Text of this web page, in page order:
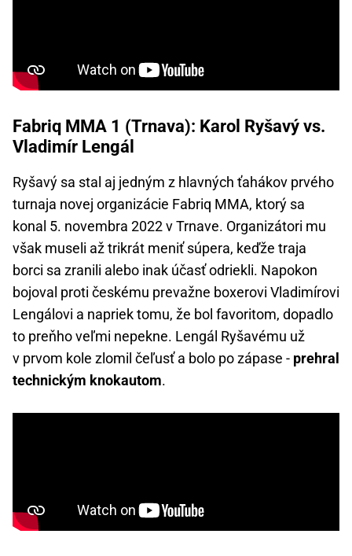
Fabriq MMA 1 (Trnava): Karol Ryšavý vs.
Vladimír Lengál
Ryšavý sa stal aj jedným z hlavných ťahákov prvého
turnaja novej organizácie Fabriq MMA, ktorý sa
konal 5. novembra 2022 v Trnave. Organizátori mu
však museli až trikrát meniť súpera, keďže traja
borci sa zranili alebo inak účasť odriekli. Napokon
bojoval proti českému prevažne boxerovi Vladimírovi
Lengálovi a napriek tomu, že bol favoritom, dopadlo
to preňho veľmi nepekne. Lengál Ryšavému už
v prvom kole zlomil čeľusť a bolo po zápase - prehral
technickým knokautom.